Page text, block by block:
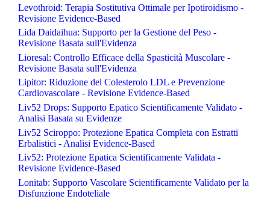
Levothroid: Terapia Sostitutiva Ottimale per Ipotiroidismo -
Revisione Evidence-Based
Lida Daidaihua: Supporto per la Gestione del Peso -
Revisione Basata sull'Evidenza
Lioresal: Controllo Efficace della Spasticità Muscolare -
Revisione Basata sull'Evidenza
Lipitor: Riduzione del Colesterolo LDL e Prevenzione
Cardiovascolare - Revisione Evidence-Based
Liv52 Drops: Supporto Epatico Scientificamente Validato -
Analisi Basata su Evidenze
Liv52 Sciroppo: Protezione Epatica Completa con Estratti
Erbalistici - Analisi Evidence-Based
Liv52: Protezione Epatica Scientificamente Validata -
Revisione Evidence-Based
Lonitab: Supporto Vascolare Scientificamente Validato per la
Disfunzione Endoteliale